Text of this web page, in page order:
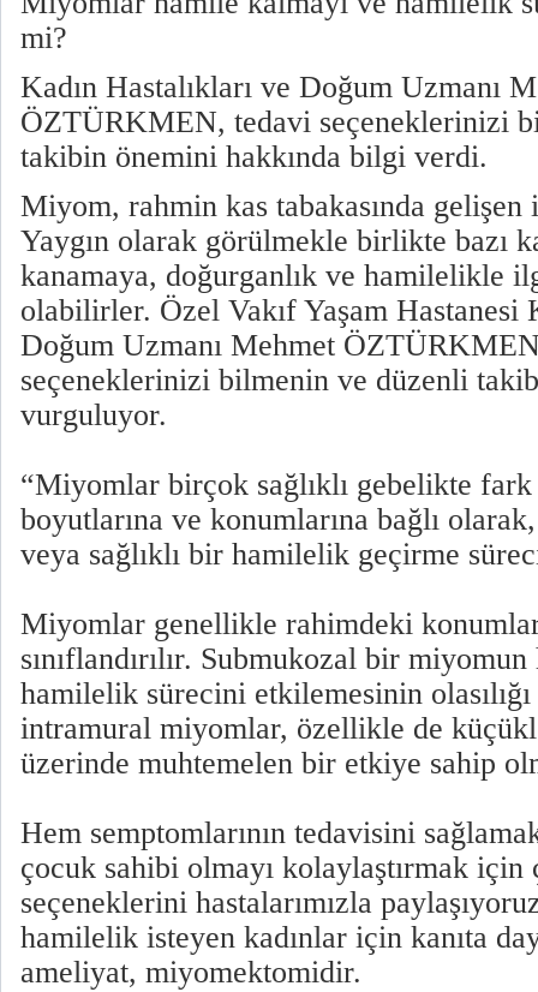
mi?
Kadın Hastalıkları ve Doğum Uzmanı
ÖZTÜRKMEN, tedavi seçeneklerinizi
takibin önemini hakkında bilgi verdi.
Miyom, rahmin kas tabakasında
Yaygın olarak görülmekle birlikte bazı
kanamaya, doğurganlık ve hamilelikle
olabilirler. Özel Vakıf Yaşam Hastanesi
Doğum Uzmanı Mehmet
seçeneklerinizi bilmenin ve düzenli
vurguluyor.
“Miyomlar birçok sağlıklı gebelikte
boyutlarına ve konumlarına bağlı
veya sağlıklı bir hamilelik geçirme
Miyomlar genellikle rahimdeki
sınıflandırılır. Submukozal bir
hamilelik sürecini etkilemesinin
intramural miyomlar, özellikle de
üzerinde muhtemelen bir etkiye sahip
Hem semptomlarının tedavisini
çocuk sahibi olmayı kolaylaştırmak
seçeneklerini hastalarımızla
hamilelik isteyen kadınlar için kanıta
ameliyat, miyomektomidir.